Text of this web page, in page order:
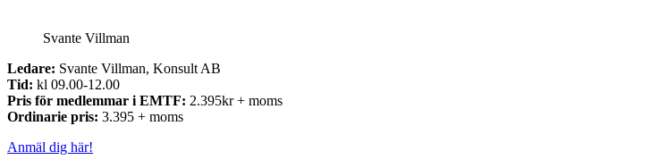
Svante Villman
Ledare: Svante Villman, Konsult AB
Tid: kl 09.00-12.00
Pris för medlemmar i EMTF: 2.395kr + moms
Ordinarie pris: 3.395 + moms
Anmäl dig här!